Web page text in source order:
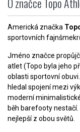
Americká značka
sportovních
Jméno značce
atlet (Topo byla jeho
oblasti sportovní
hledal spojení mezi
moderní
běh barefooty
nejlepší z obou světů.